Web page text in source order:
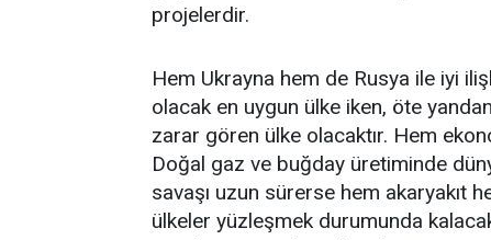
projelerdir.
Hem Ukrayna hem de Rusya ile iyi
olacak en uygun ülke iken, öte
zarar gören ülke olacaktır. Hem
Doğal gaz ve buğday üretiminde
savaşı uzun sürerse hem akaryakıt
ülkeler yüzleşmek durumunda